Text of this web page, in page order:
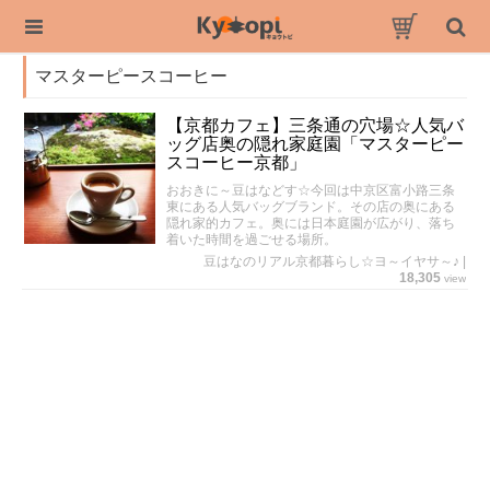
マスターピースコーヒー
【京都カフェ】三条通の穴場☆人気バ
ッグ店奥の隠れ家庭園「マスターピー
スコーヒー京都」
おおきに～豆はなどす☆今回は中京区富小路三条
東にある人気バッグブランド。その店の奥にある
隠れ家的カフェ。奥には日本庭園が広がり、落ち
着いた時間を過ごせる場所。
豆はなのリアル京都暮らし☆ヨ～イヤサ～♪
18,305 view